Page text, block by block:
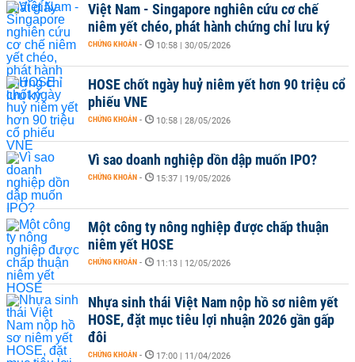
Việt Nam - Singapore nghiên cứu cơ chế
niêm yết chéo, phát hành chứng chỉ lưu ký
CHỨNG KHOÁN - 10:58 | 30/05/2026
HOSE chốt ngày huỷ niêm yết hơn 90 triệu cổ
phiếu VNE
CHỨNG KHOÁN - 10:58 | 28/05/2026
Vì sao doanh nghiệp dồn dập muốn IPO?
CHỨNG KHOÁN - 15:37 | 19/05/2026
Một công ty nông nghiệp được chấp thuận
niêm yết HOSE
CHỨNG KHOÁN - 11:13 | 12/05/2026
Nhựa sinh thái Việt Nam nộp hồ sơ niêm yết
HOSE, đặt mục tiêu lợi nhuận 2026 gần gấp
đôi
CHỨNG KHOÁN - 17:00 | 11/04/2026